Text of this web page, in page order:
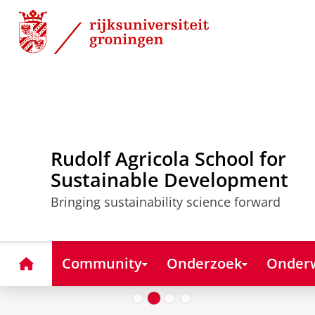
Skip
Content
Skip
Navigation
Rudolf Agricola School for
Sustainable Development
Bringing sustainability science forward
HomeCommunity Onderzoek
Eureka! Science
Noord-
voor duurzame
doorbraken